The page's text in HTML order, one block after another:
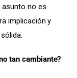
asunto no es
implicación y
tan cambiante?